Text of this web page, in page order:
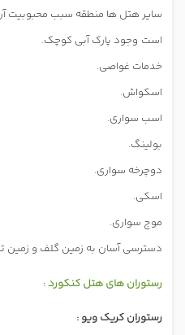
سایر هتل ها منطقه سبب محبوبیت
است وجود پارک آبی کوچک.
خدمات غواصی.
اسکواش.
اسب سواری.
بولینگ.
دوچرخه سواری.
اسکی.
موج سواری.
دسترسی آسان به زمین گلف و زمین
رستوران های هتل کنکورد :
رستوران کریک ویو :